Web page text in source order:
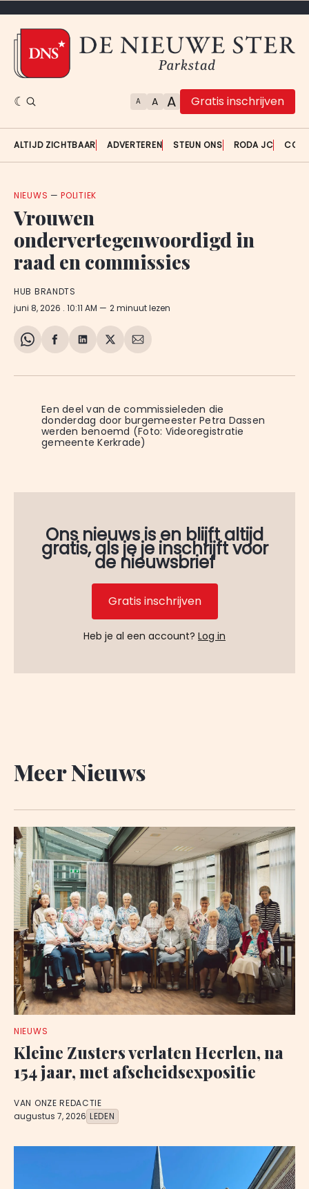
A A A Gratis inschrijven
ALTIJD ZICHTBAAR ADVERTEREN STEUN ONS RODA JC
NIEUWS —POLITIEK
Vrouwen
ondervertegenwoordigd in
raad en commissies
HUB BRANDTS
juni 8, 2026 . 10:11 AM 2 minuut lezen
Share
WhatsApp
Delen
Facebook
Delen
LinkedIn
Share
X
Deel
E-
Een deel van de commissieleden die
donderdag door burgemeester Petra Dassen
werden benoemd (Foto: Videoregistratie
gemeente Kerkrade)
Ons nieuws is en blijft altijd
gratis, als je je inschrijft voor
de nieuwsbrief
Gratis inschrijven
Heb je al een account? Log in
Meer Nieuws
NIEUWS
Kleine Zusters verlaten Heerlen, na
154 jaar, met afscheidsexpositie
VAN ONZE REDACTIE
augustus 7, 2026 LEDEN